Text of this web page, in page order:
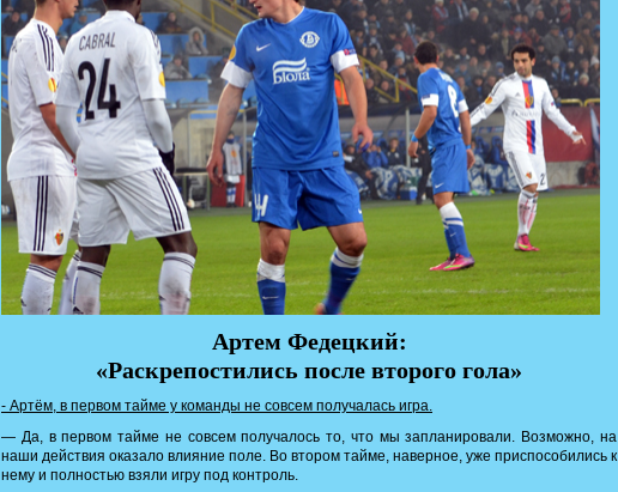
Артем Федецкий:
«Раскрепостились после второго гола»
- Артём, в первом тайме у команды не совсем получалась игра.
— Да, в первом тайме не совсем получалось то, что мы запланировали. Возможно, на
наши действия оказало влияние поле. Во втором тайме, наверное, уже приспособились к
нему и полностью взяли игру под контроль.